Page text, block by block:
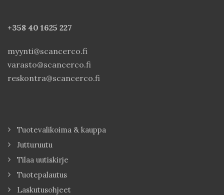
+358 40 1625 227
myynti@scancerco.fi
varasto@scancerco.fi
reskontra@scancerco.fi
Tuotevalikoima & kauppa
Jutturuutu
Tilaa uutiskirje
Tuotepalautus
Laskutusohjeet